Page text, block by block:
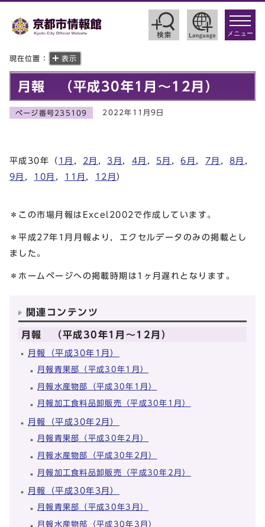
toggle
メニュー
現在位置： 表示
月報 （平成30年1月～12月）
ページ番号235109 2022年11月9日
平成30年（ 1月 2月 3月 4月 5月 ，6月 7月 ，8月
9月
10月 11月 12月）
＊この市場月報はExcel2002で作成しています。
＊平成27年1月月報より，エクセルデータのみの掲載とし
ました。
＊ホームページへの掲載時期は1ヶ月遅れとなります。
関連コンテンツ
月報 （平成30年1月～12月）
月報（平成30年1月）
月報青果部（平成30年1月）
月報水産物部（平成30年1月）
月報加工食料品卸販売（平成30年1月）
月報（平成30年2月）
月報青果部（平成30年2月）
月報水産物部（平成30年2月）
月報加工食料品卸販売（平成30年2月）
月報（平成30年3月）
月報青果部（平成30年3月）
月報水産物部（平成30年3月）